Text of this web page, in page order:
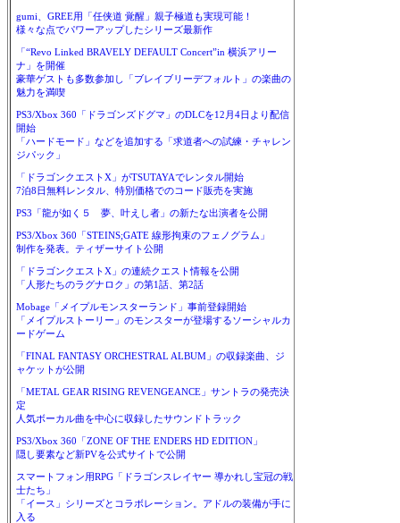
gumi、GREE用「任侠道 覚醒」親子極道も実現可能！
様々な点でパワーアップしたシリーズ最新作
「“Revo Linked BRAVELY DEFAULT Concert”in 横浜アリー
ナ」を開催
豪華ゲストも多数参加し「ブレイブリーデフォルト」の楽曲の
魅力を満喫
PS3/Xbox 360「ドラゴンズドグマ」のDLCを12月4日より配信
開始
「ハードモード」などを追加する「求道者への試練・チャレン
ジパック」
「ドラゴンクエストX」がTSUTAYAでレンタル開始
7泊8日無料レンタル、特別価格でのコード販売を実施
PS3「龍が如く５ 夢、叶えし者」の新たな出演者を公開
PS3/Xbox 360「STEINS;GATE 線形拘束のフェノグラム」
制作を発表。ティザーサイト公開
「ドラゴンクエストX」の連続クエスト情報を公開
「人形たちのラグナロク」の第1話、第2話
Mobage「メイプルモンスターランド」事前登録開始
「メイプルストーリー」のモンスターが登場するソーシャルカ
ードゲーム
「FINAL FANTASY ORCHESTRAL ALBUM」の収録楽曲、ジ
ャケットが公開
「METAL GEAR RISING REVENGEANCE」サントラの発売決
定
人気ボーカル曲を中心に収録したサウンドトラック
PS3/Xbox 360「ZONE OF THE ENDERS HD EDITION」
隠し要素など新PVを公式サイトで公開
スマートフォン用RPG「ドラゴンスレイヤー 導かれし宝冠の戦
士たち」
「イース」シリーズとコラボレーション。アドルの装備が手に
入る